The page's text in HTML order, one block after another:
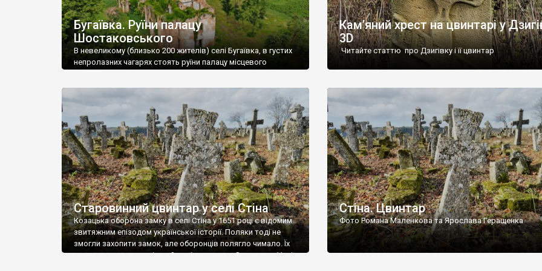
Бугаївка. Руїни палацу
Шостаковського
В невеликому (близько 200 жителів) селі Бугаївка, в густих
непролазних чагарях стоять руїни палацу місцевого
потім клуб, ще пізніше – гуртожиток. У 60-х роках минулого
століття тут розмістили туберкульозну лікарню. Коли із
палацу виїхала лікарня – ми точно не […]
Кам’яний хрест на цвинтарі у
3D
Читайте статтю про Дзигівку і її цвинтар
Старовинний цвинтар у селі Стіна
Козацька оборона замку в селі Стіна у 1651 році є відомим
звитяжним епізодом української історії. Поляки тоді не
змогли захопити замок, але оборонців полягло чимало. Їх
поховали на цвинтарі, який тоді називався Замковим. Нині
Стіна. Цвинтар
Фото Романа Маленкова та Ярослава Геращенка